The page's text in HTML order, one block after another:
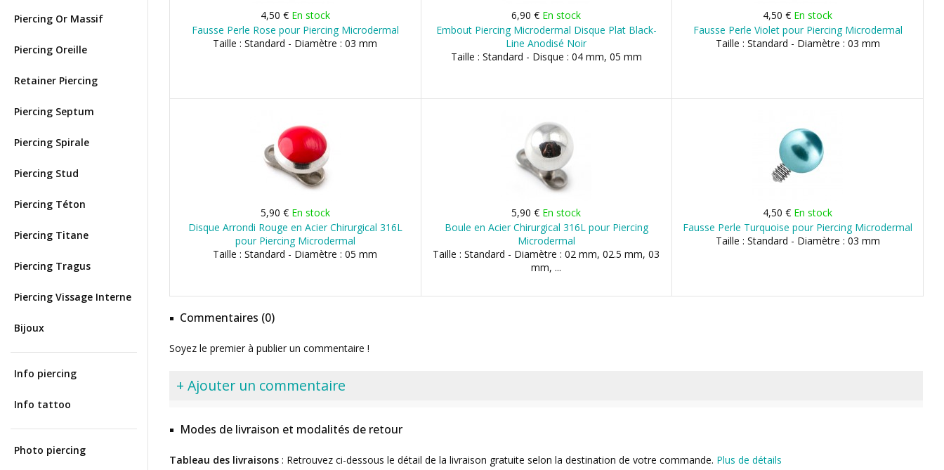
Piercing Or Massif
Piercing Oreille
Retainer Piercing
Piercing Septum
Piercing Spirale
Piercing Stud
Piercing Téton
Piercing Titane
Piercing Tragus
Piercing Vissage Interne
Bijoux
Info piercing
Info tattoo
Photo piercing
4,50 € En stock
Fausse Perle Rose pour Piercing Microdermal
Taille : Standard - Diamètre : 03 mm
6,90 € En stock
Embout Piercing Microdermal Disque Plat Black-
Line Anodisé Noir
Taille : Standard - Disque : 04 mm, 05 mm
4,50 € En stock
Fausse Perle Violet pour Piercing Microdermal
Taille : Standard - Diamètre : 03 mm
5,90 € En stock
Disque Arrondi Rouge en Acier Chirurgical 316L
pour Piercing Microdermal
Taille : Standard - Diamètre : 05 mm
5,90 € En stock
Boule en Acier Chirurgical 316L pour Piercing
Microdermal
Taille : Standard - Diamètre : 02 mm, 02.5 mm, 03
mm, ...
4,50 € En stock
Fausse Perle Turquoise pour Piercing Microdermal
Taille : Standard - Diamètre : 03 mm
Commentaires (0)
Soyez le premier à publier un commentaire !
+ Ajouter un commentaire
Modes de livraison et modalités de retour
Tableau des livraisons : Retrouvez ci-dessous le détail de la livraison gratuite selon la destination de votre commande. Plus de détails